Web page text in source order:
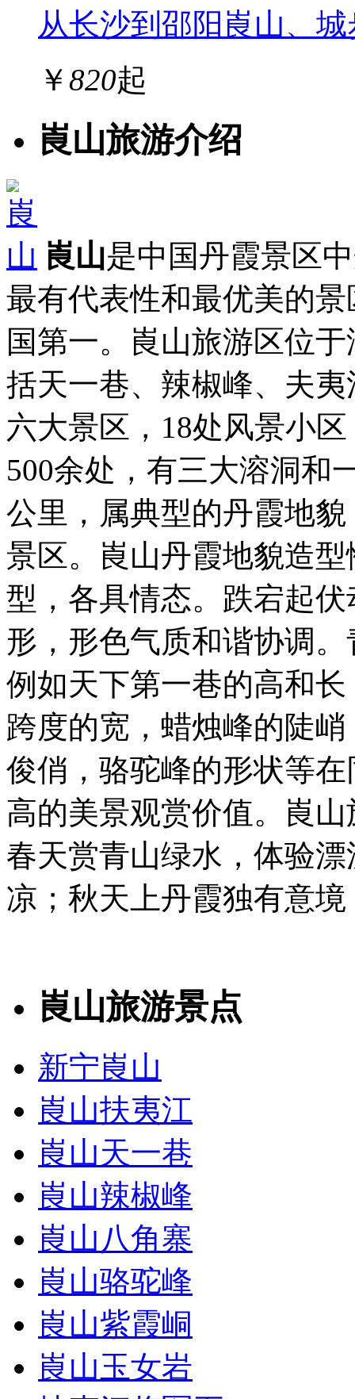
从长沙到邵阳崀山、
￥820起
崀山旅游介绍
崀山是中国丹霞景区
最有代表性和最优美的
国第一。崀山旅游区位
括天一巷、辣椒峰、夫
六大景区，18处风景小
500余处，有三大溶洞和
公里，属典型的丹霞地
景区。崀山丹霞地貌造
型，各具情态。跌宕起
形，形色气质和谐协调
例如天下第一巷的高和
跨度的宽，蜡烛峰的陡
俊俏，骆驼峰的形状等
高的美景观赏价值。崀
春天赏青山绿水，体验
凉；秋天上丹霞独有意
崀山旅游景点
新宁崀山
崀山扶夷江
崀山天一巷
崀山辣椒峰
崀山八角寨
崀山骆驼峰
崀山紫霞峒
崀山玉女岩